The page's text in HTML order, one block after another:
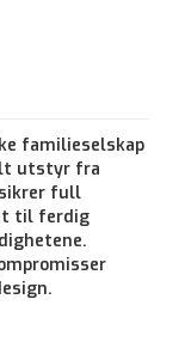
familieselskap
utstyr fra
sikrer full
til ferdig